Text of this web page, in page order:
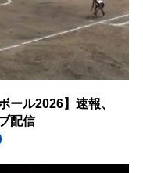
ール2026】速報、
配信